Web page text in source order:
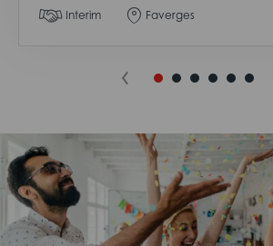
Interim Faverges